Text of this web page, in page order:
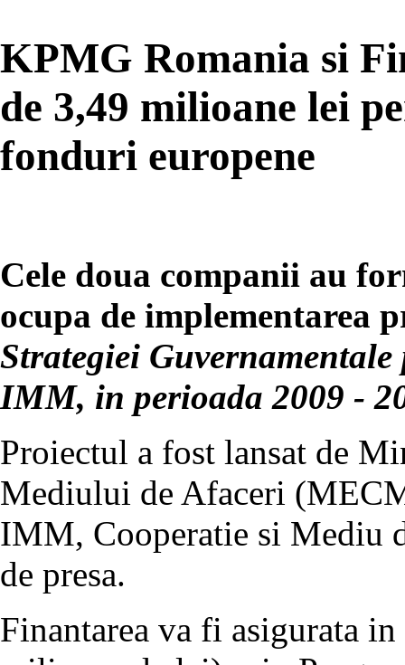
KPMG Romania si
de 3,49 milioane lei
fonduri europene
Cele doua companii au
ocupa de implementarea
Strategiei
IMM, in perioada 2009 -
Proiectul a fost lansat de
Mediului de Afaceri
IMM, Cooperatie si Mediu
de presa.
Finantarea va fi asigurata